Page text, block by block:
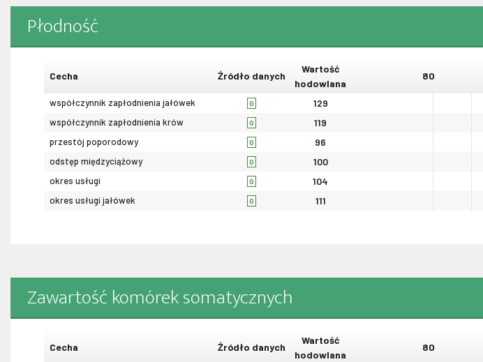
Płodność
Cecha Źródło danych
Wartość
hodowlana
80
współczynnik zapłodnienia jałówek G 129
współczynnik zapłodnienia krów G 119
przestój poporodowy G 96
odstęp międzyciążowy G 100
okres usługi G 104
okres usługi jałówek G 111
Zawartość komórek somatycznych
Cecha Źródło danych
Wartość
hodowlana
80